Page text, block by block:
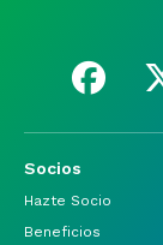
Socios
Hazte Socio
Beneficios